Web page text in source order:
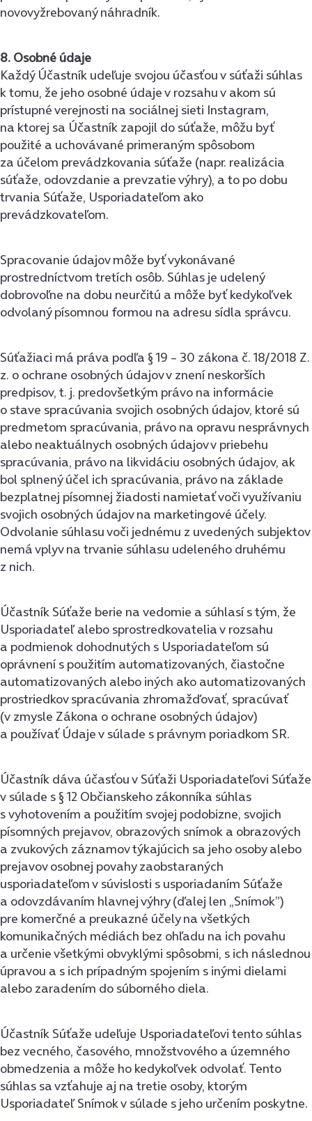
novovyžrebovaný náhradník.
8. Osobné údaje
Každý Účastník udeľuje svojou účasťou v súťaži súhlas
k tomu, že jeho osobné údaje v rozsahu v akom sú
prístupné verejnosti na sociálnej sieti Instagram,
na ktorej sa Účastník zapojil do súťaže, môžu byť
použité a uchovávané primeraným spôsobom
za účelom prevádzkovania súťaže (napr. realizácia
súťaže, odovzdanie a prevzatie výhry), a to po dobu
trvania Súťaže, Usporiadateľom ako
prevádzkovateľom.
Spracovanie údajov môže byť vykonávané
prostredníctvom tretích osôb. Súhlas je udelený
dobrovoľne na dobu neurčitú a môže byť kedykoľvek
odvolaný písomnou formou na adresu sídla správcu.
Súťažiaci má práva podľa § 19 – 30 zákona č. 18/2018 Z.
z. o ochrane osobných údajov v znení neskorších
predpisov, t. j. predovšetkým právo na informácie
o stave spracúvania svojich osobných údajov, ktoré sú
predmetom spracúvania, právo na opravu nesprávnych
alebo neaktuálnych osobných údajov v priebehu
spracúvania, právo na likvidáciu osobných údajov, ak
bol splnený účel ich spracúvania, právo na základe
bezplatnej písomnej žiadosti namietať voči využívaniu
svojich osobných údajov na marketingové účely.
Odvolanie súhlasu voči jednému z uvedených subjektov
nemá vplyv na trvanie súhlasu udeleného druhému
z nich.
Účastník Súťaže berie na vedomie a súhlasí s tým, že
Usporiadateľ alebo sprostredkovatelia v rozsahu
a podmienok dohodnutých s Usporiadateľom sú
oprávnení s použitím automatizovaných, čiastočne
automatizovaných alebo iných ako automatizovaných
prostriedkov spracúvania zhromažďovať, spracúvať
(v zmysle Zákona o ochrane osobných údajov)
a používať Údaje v súlade s právnym poriadkom SR.
Účastník dáva účasťou v Súťaži Usporiadateľovi Súťaže
v súlade s § 12 Občianskeho zákonníka súhlas
s vyhotovením a použitím svojej podobizne, svojich
písomných prejavov, obrazových snímok a obrazových
a zvukových záznamov týkajúcich sa jeho osoby alebo
prejavov osobnej povahy zaobstaraných
usporiadateľom v súvislosti s usporiadaním Súťaže
a odovzdávaním hlavnej výhry (ďalej len „Snímok”)
pre komerčné a preukazné účely na všetkých
komunikačných médiách bez ohľadu na ich povahu
a určenie všetkými obvyklými spôsobmi, s ich následnou
úpravou a s ich prípadným spojením s inými dielami
alebo zaradením do súborného diela.
Účastník Súťaže udeľuje Usporiadateľovi tento súhlas
bez vecného, časového, množstvového a územného
obmedzenia a môže ho kedykoľvek odvolať. Tento
súhlas sa vzťahuje aj na tretie osoby, ktorým
Usporiadateľ Snímok v súlade s jeho určením poskytne.